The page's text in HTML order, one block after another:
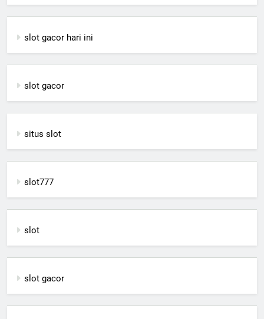
slot gacor hari ini
slot gacor
situs slot
slot777
slot
slot gacor